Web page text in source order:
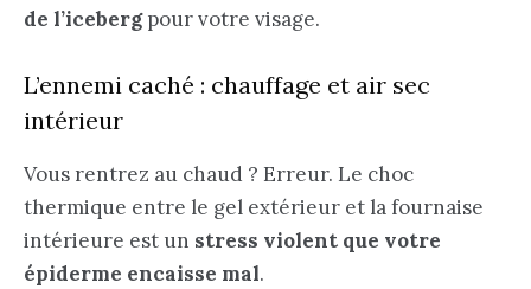
de l’icebergpour votre visage.
L’ennemi caché : chauffage et air sec
intérieur
Vous rentrez au chaud ? Erreur. Le choc
thermique entre le gel extérieur et la fournaise
intérieure est un stress violent que votre
épiderme encaisse mal.